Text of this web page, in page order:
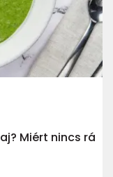
Miért nincs rá